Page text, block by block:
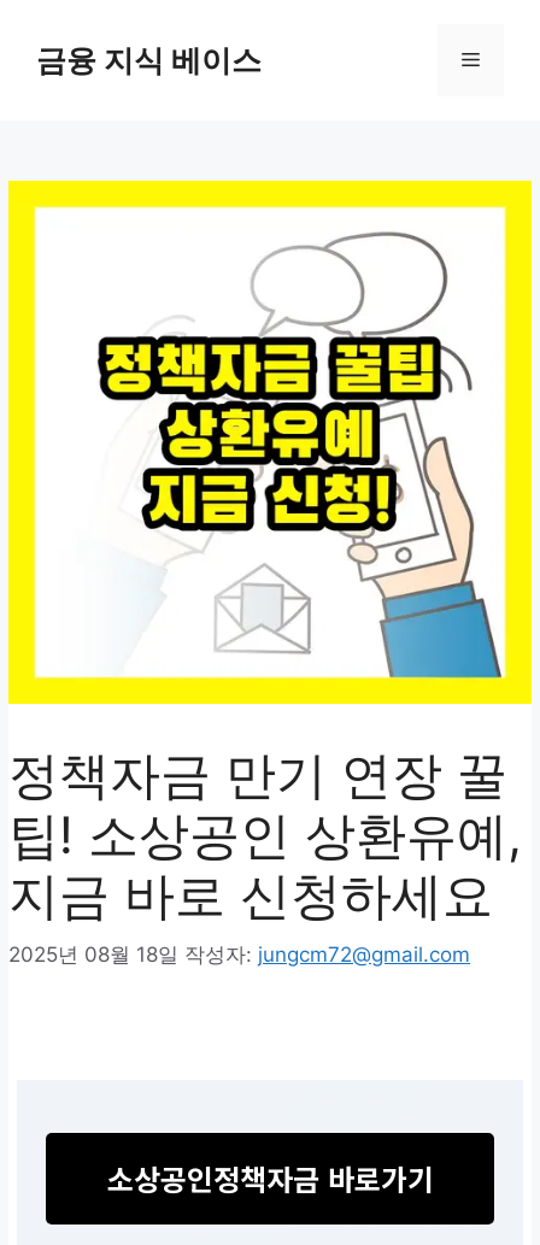
금융 지식 베이스 메
정책자금 만기 연장 꿀
팁! 소상공인 상환유예,
지금 바로 신청하세요
2025년 08월 18일 작성자: jungcm72@gmail.com
소상공인정책자금 바로가기